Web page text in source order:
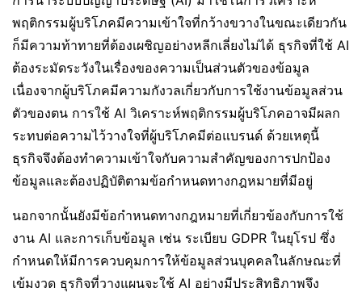
พฤติกรรมผู้บริโภคมีความเข้าใจที่กว้างขวางในขณะเดียวกัน
ก็มีความท้าทายที่ต้องเผชิญอย่างหลีกเลี่ยงไม่ได้ ธุรกิจที่ใช้ AI
ต้องระมัดระวังในเรื่องของความเป็นส่วนตัวของข้อมูล
เนื่องจากผู้บริโภคมีความกังวลเกี่ยวกับการใช้งานข้อมูลส่วน
ตัวของตน การใช้ AI วิเคราะห์พฤติกรรมผู้บริโภคอาจมีผลก
ระทบต่อความไว้วางใจที่ผู้บริโภคมีต่อแบรนด์ ด้วยเหตุนี้
ธุรกิจจึงต้องทำความเข้าใจกับความสำคัญของการปกป้อง
ข้อมูลและต้องปฏิบัติตามข้อกำหนดทางกฎหมายที่มีอยู่
นอกจากนั้นยังมีข้อกำหนดทางกฎหมายที่เกี่ยวข้องกับการใช้
งาน AI และการเก็บข้อมูล เช่น ระเบียบ GDPR ในยุโรป ซึ่ง
กำหนดให้มีการควบคุมการให้ข้อมูลส่วนบุคคลในลักษณะที่
เข้มงวด ธุรกิจที่วางแผนจะใช้ AI อย่างมีประสิทธิภาพจึง